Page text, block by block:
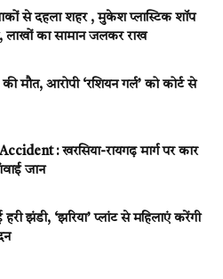
से दहला शहर , मुकेश प्लास्टिक शॉप
का सामान जलकर राख
मौत, आरोपी ‘रशियन गर्ल’ को कोर्ट से
: खरसिया-रायगढ़ मार्ग पर कार
जान
झंडी, ‘झरिया’ प्लांट से महिलाएं करेंगी